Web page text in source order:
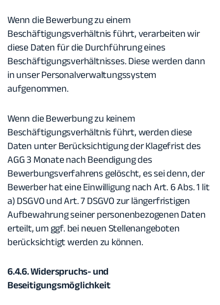
Wenn die Bewerbung zu einem
Beschäftigungsverhältnis führt, verarbeiten wir
diese Daten für die Durchführung eines
Beschäftigungsverhältnisses. Diese werden dann
in unser Personalverwaltungssystem
aufgenommen.
Wenn die Bewerbung zu keinem
Beschäftigungsverhältnis führt, werden diese
Daten unter Berücksichtigung der Klagefrist des
AGG 3 Monate nach Beendigung des
Bewerbungsverfahrens gelöscht, es sei denn, der
Bewerber hat eine Einwilligung nach Art. 6 Abs. 1 lit
a) DSGVO und Art. 7 DSGVO zur längerfristigen
Aufbewahrung seiner personenbezogenen Daten
erteilt, um ggf. bei neuen Stellenangeboten
berücksichtigt werden zu können.
6.4.6. Widerspruchs- und
Beseitigungsmöglichkeit